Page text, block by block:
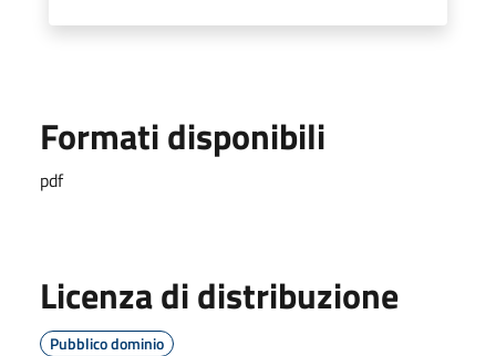
Formati disponibili
pdf
Licenza di distribuzione
Pubblico dominio